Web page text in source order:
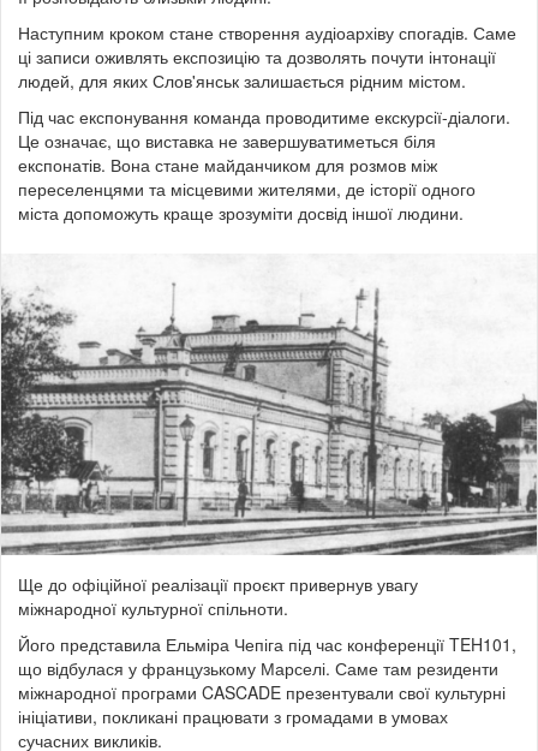
Наступним кроком стане створення аудіоархіву спогадів. Саме
ці записи оживлять експозицію та дозволять почути інтонації
людей, для яких Слов'янськ залишається рідним містом.
Під час експонування команда проводитиме екскурсії-діалоги.
Це означає, що виставка не завершуватиметься біля
експонатів. Вона стане майданчиком для розмов між
переселенцями та місцевими жителями, де історії одного
міста допоможуть краще зрозуміти досвід іншої людини.
Ще до офіційної реалізації проєкт привернув увагу
міжнародної культурної спільноти.
Його представила Ельміра Чепіга під час конференції TEH101,
що відбулася у французькому Марселі. Саме там резиденти
міжнародної програми CASCADE презентували свої культурні
ініціативи, покликані працювати з громадами в умовах
сучасних викликів.